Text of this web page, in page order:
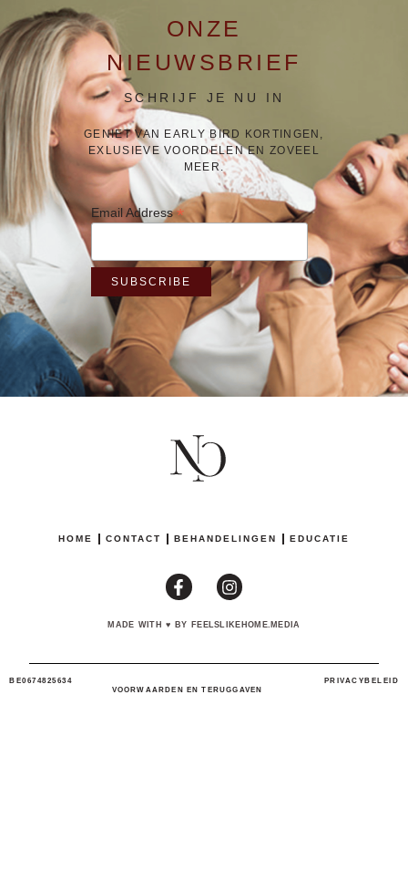
ONZE
NIEUWSBRIEF
SCHRIJF JE NU IN
GENIET VAN EARLY BIRD KORTINGEN,
EXLUSIEVE VOORDELEN EN ZOVEEL
MEER.
Email Address*
HOME CONTACT BEHANDELINGEN EDUCATIE
MADE WITH♥ BY FEELSLIKEHOME.MEDIA
PRIVACYBELEID
BE0674825634
VOORWAARDEN EN TERUGGAVEN